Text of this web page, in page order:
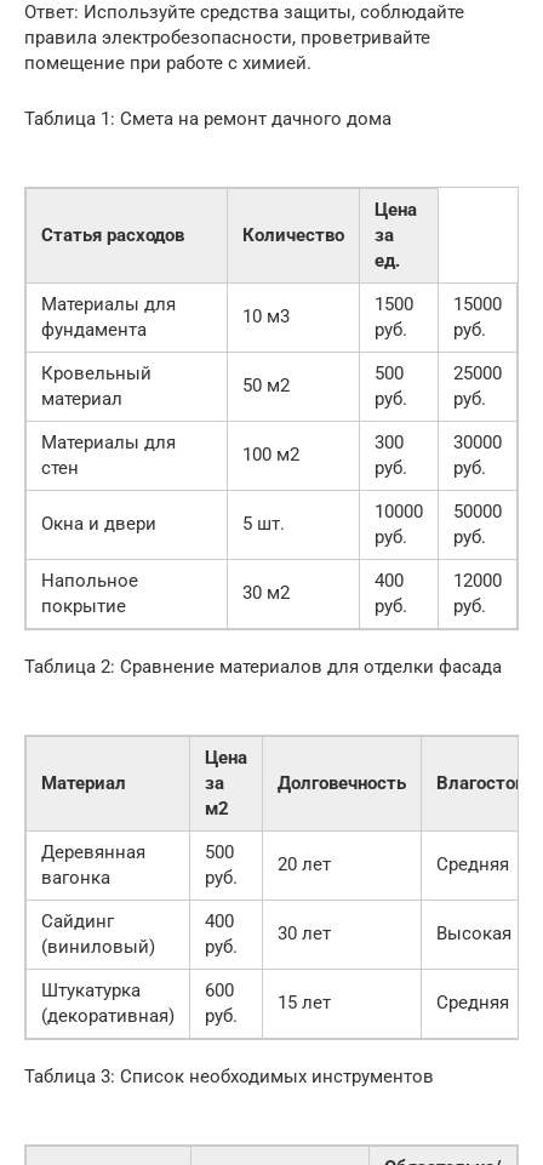
Ответ: Используйте средства защиты, соблюдайте
правила электробезопасности, проветривайте
помещение при работе с химией.
Таблица 1: Смета на ремонт дачного дома
Статья расходов Количество
Цена
за
ед.
Материалы для
фундамента
10 м3
1500
руб.
15000
руб.
Кровельный
материал
50 м2
500
руб.
25000
руб.
Материалы для
стен
100 м2
300
руб.
30000
руб.
Окна и двери 5 шт.
10000
руб.
50000
руб.
Напольное
покрытие
30 м2
400
руб.
12000
руб.
Таблица 2: Сравнение материалов для отделки фасада
Материал
Цена
за
м2
Долговечность
Деревянная
вагонка
500
руб.
20 лет Средняя
Сайдинг
(виниловый)
400
руб.
30 лет Высокая
Штукатурка
(декоративная)
600
руб.
15 лет Средняя
Таблица 3: Список необходимых инструментов